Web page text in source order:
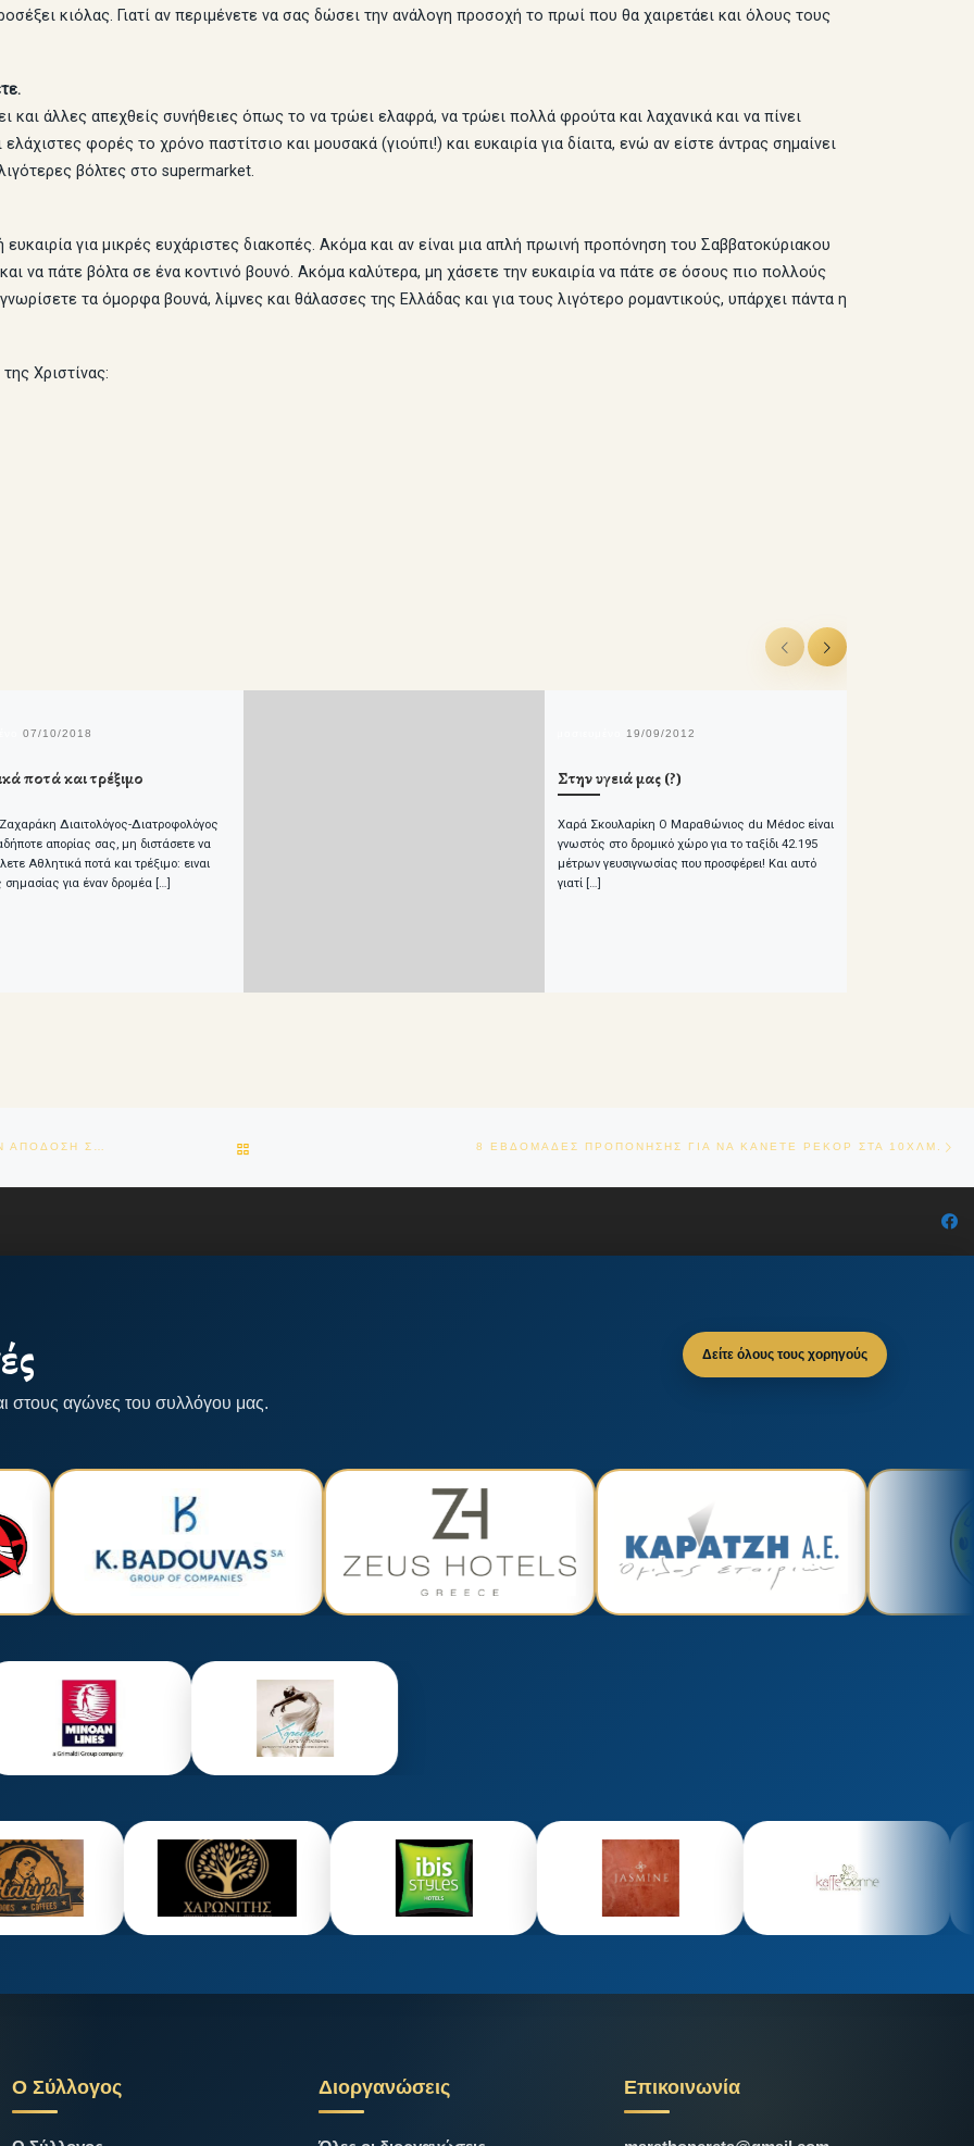
κιόλας. Γιατί αν περιμένετε να σας δώσει την ανάλογη προσοχή το πρωί που θα χαιρετάει και όλους τους
και άλλες απεχθείς συνήθειες όπως το να τρώει ελαφρά, να τρώει πολλά φρούτα και λαχανικά και να πίνει
φορές το χρόνο παστίτσιο και μουσακά (γιούπι!) και ευκαιρία για δίαιτα, ενώ αν είστε άντρας σημαίνει
βόλτες στο supermarket.
για μικρές ευχάριστες διακοπές. Ακόμα και αν είναι μια απλή πρωινή προπόνηση του Σαββατοκύριακου
να πάτε βόλτα σε ένα κοντινό βουνό. Ακόμα καλύτερα, μη χάσετε την ευκαιρία να πάτε σε όσους πιο πολλούς
τα όμορφα βουνά, λίμνες και θάλασσες της Ελλάδας και για τους λιγότερο ρομαντικούς, υπάρχει πάντα η
Χριστίνας:
07/10/2018
ποτά και τρέξιμο
Διαιτολόγος-Διατροφολόγος
απορίας σας, μη διστάσετε να
Αθλητικά ποτά και τρέξιμο: ειναι
σημασίας για έναν δρομέα […]
19/09/2012
Στην υγειά μας (?)
Χαρά Σκουλαρίκη Ο Μαραθώνιος du Médoc είναι
γνωστός στο δρομικό χώρο για το ταξίδι 42.195
μέτρων γευσιγνωσίας που προσφέρει! Και αυτό
γιατί […]
ΓΙΑΤΙ ΚΑΙ Η ΑΝΑΠΝΟΗ ΘΕΛΕΙ ΤΗΝ ΤΕΧΝΙΚΗ ΤΗΣ BΕΛΤΙΩΣΤΕ ΤΗΝ ΑΠΟΔΟΣΗ ΣΑΣ ΑΝΑΠΝΕΟΝΤΑΣ ΣΩΣΤΑ 8 ΕΒΔΟΜΑΔΕΣ ΠΡΟΠΟΝΗΣΗΣ ΓΙΑ ΝΑ ΚΑΝΕΤΕ ΡΕΚΟΡ ΣΤΑ 10ΧΛΜ.
στους αγώνες του συλλόγου μας.
Δείτε όλους τους χορηγούς
Ο Σύλλογος Διοργανώσεις Επικοινωνία